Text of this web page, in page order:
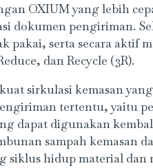
OXIUM yang lebih
dokumen pengiriman.
pakai, serta secara aktif
dan Recycle (3R).
sirkulasi kemasan
tertentu, yaitu
dapat digunakan
sampah kemasan
siklus hidup material dan